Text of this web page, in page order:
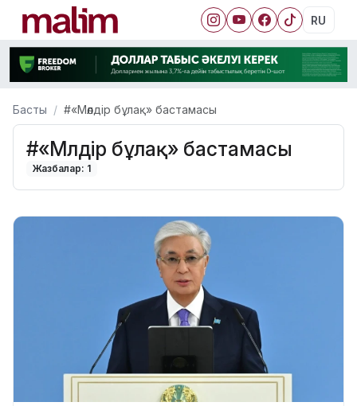
RU
Басты #«Мөлдір бұлақ» бастамасы
#«Мөлдір бұлақ» бастамасы
Жазбалар: 1